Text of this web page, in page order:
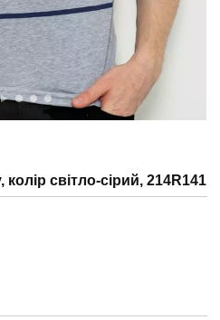
світло-сірий, 214R141